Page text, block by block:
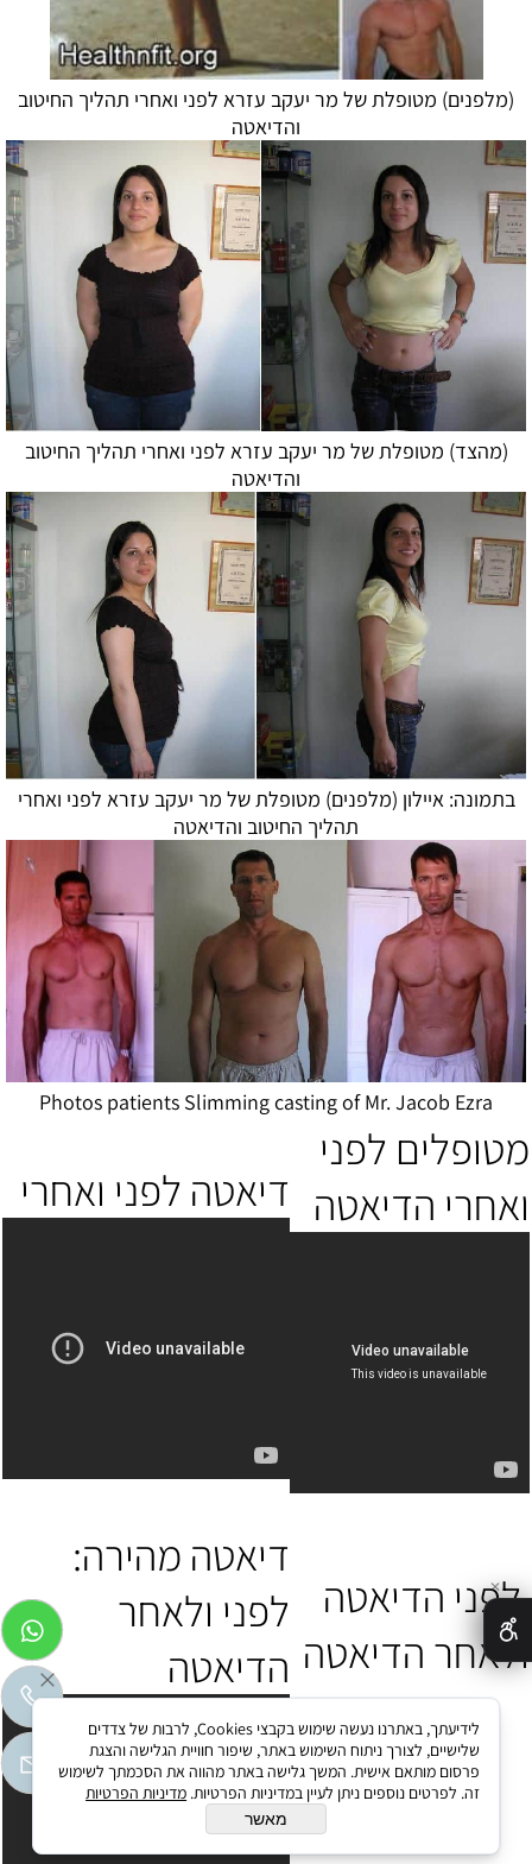
(מלפנים) מטופלת של מר יעקב עזרא לפני ואחרי תהליך החיטוב
והדיאטה
(מהצד) מטופלת של מר יעקב עזרא לפני ואחרי תהליך החיטוב
והדיאטה
בתמונה: איילון (מלפנים) מטופלת של מר יעקב עזרא לפני ואחרי
תהליך החיטוב והדיאטה
Photos patients Slimming casting of Mr. Jacob Ezra
מטופלים לפני
ואחרי הדיאטה דיאטה לפני ואחרי
לפני הדיאטה
ולאחר הדיאטה
דיאטה מהירה:
לפני ולאחר
הדיאטה
✕
לידיעתך, באתרנו נעשה שימוש בקבצי Cookies, לרבות של צדדים
שלישיים, לצורך ניתוח השימוש באתר, שיפור חוויית הגלישה והצגת
פרסום מותאם אישית. המשך גלישה באתר מהווה את הסכמתך לשימוש
זה. לפרטים נוספים ניתן לעיין במדיניות הפרטיות. מדיניות הפרטיות
מאשר